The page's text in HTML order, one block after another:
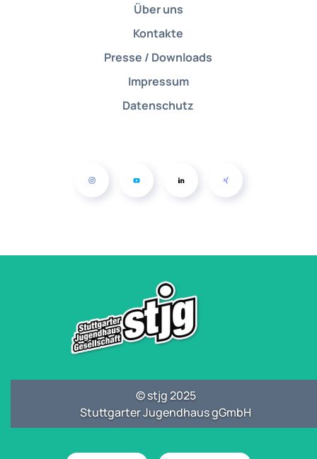
Über uns
Kontakte
Presse / Downloads
Impressum
Datenschutz
© stjg 2025
Stuttgarter Jugendhaus gGmbH